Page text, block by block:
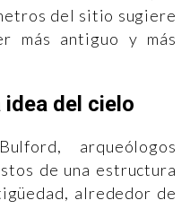
del sitio sugiere
más antiguo y más
del cielo
arqueólogos
de una estructura
alrededor de